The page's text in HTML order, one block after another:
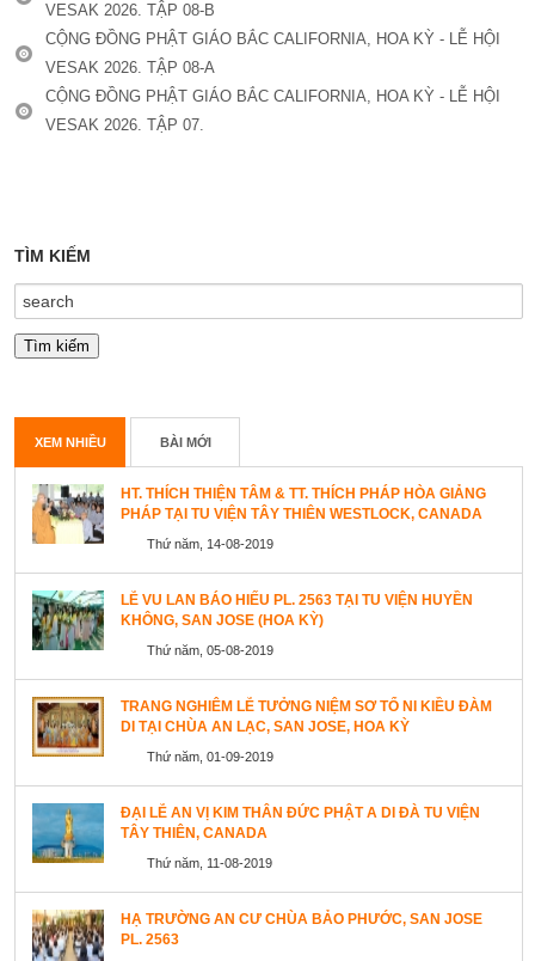
VESAK 2026. TẬP 08-B
CỘNG ĐỒNG PHẬT GIÁO BẮC CALIFORNIA, HOA KỲ - LỄ HỘI
VESAK 2026. TẬP 08-A
CỘNG ĐỒNG PHẬT GIÁO BẮC CALIFORNIA, HOA KỲ - LỄ HỘI
VESAK 2026. TẬP 07.
TÌM KIẾM
XEM NHIỀU BÀI MỚI
HT. THÍCH THIỆN TÂM & TT. THÍCH PHÁP HÒA GIẢNG
PHÁP TẠI TU VIỆN TÂY THIÊN WESTLOCK, CANADA
Thứ năm, 14-08-2019
LỄ VU LAN BÁO HIẾU PL. 2563 TẠI TU VIỆN HUYỀN
KHÔNG, SAN JOSE (HOA KỲ)
Thứ năm, 05-08-2019
TRANG NGHIÊM LỄ TƯỞNG NIỆM SƠ TỔ NI KIỀU ĐÀM
DI TẠI CHÙA AN LẠC, SAN JOSE, HOA KỲ
Thứ năm, 01-09-2019
ĐẠI LỄ AN VỊ KIM THÂN ĐỨC PHẬT A DI ĐÀ TU VIỆN
TÂY THIÊN, CANADA
Thứ năm, 11-08-2019
HẠ TRƯỜNG AN CƯ CHÙA BẢO PHƯỚC, SAN JOSE
PL. 2563